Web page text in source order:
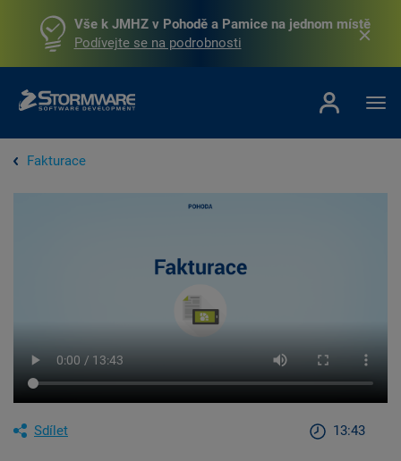
Vše k JMHZ v Pohodě a Pamice na jednom místě
Podívejte se na podrobnosti
Fakturace
Sdílet 13:43